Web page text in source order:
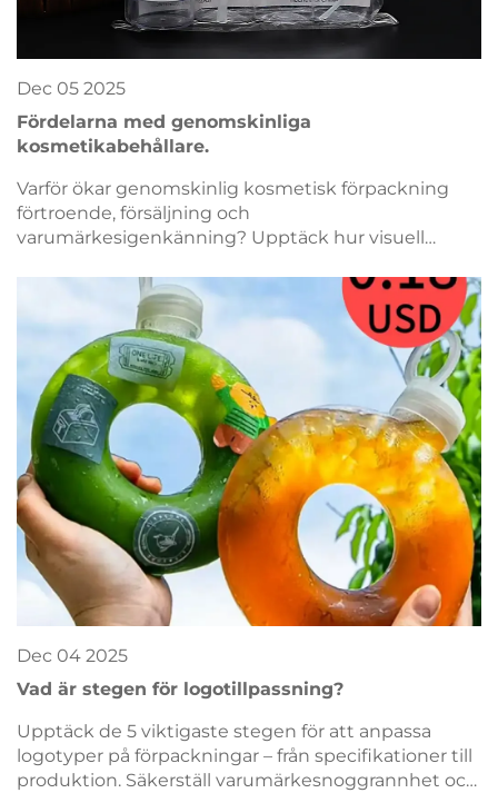
Dec 05 2025
Fördelarna med genomskinliga
kosmetikabehållare.
Varför ökar genomskinlig kosmetisk förpackning
förtroende, försäljning och
varumärkesigenkänning? Upptäck hur visuell
efterlevnad och minskar kostnader. Få din
kostnadsfria prov idag.
Dec 04 2025
Vad är stegen för logotillpassning?
Upptäck de 5 viktigaste stegen för att anpassa
logotyper på förpackningar – från specifikationer till
produktion. Säkerställ varumärkesnoggrannhet och